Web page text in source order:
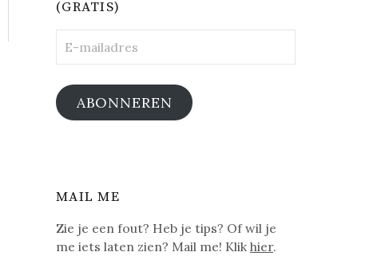
(GRATIS)
mailadres
ABONNEREN
MAIL ME
Zie je een fout? Heb je tips? Of wil je
me iets laten zien? Mail me! Klikhier.